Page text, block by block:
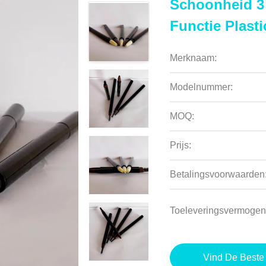
Schoonheid
Functie
Merknaam:
Modelnummer:
MOQ:
Prijs:
Vind De